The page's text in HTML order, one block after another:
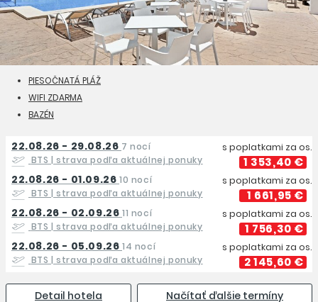
PIESOČNATÁ PLÁŽ
WIFI ZDARMA
BAZÉN
22.08.26 - 29.08.26 7 nocí
BTS| strava podľa aktuálnej ponuky
s poplatkami za os.
1 353,40 €
22.08.26 - 01.09.26 10 nocí
BTS| strava podľa aktuálnej ponuky
s poplatkami za os.
1 661,95 €
22.08.26 - 02.09.26 11 nocí
BTS| strava podľa aktuálnej ponuky
s poplatkami za os.
1 756,30 €
22.08.26 - 05.09.26 14 nocí
BTS| strava podľa aktuálnej ponuky
s poplatkami za os.
2 145,60 €
Detail hotela Načítať ďalšie termíny